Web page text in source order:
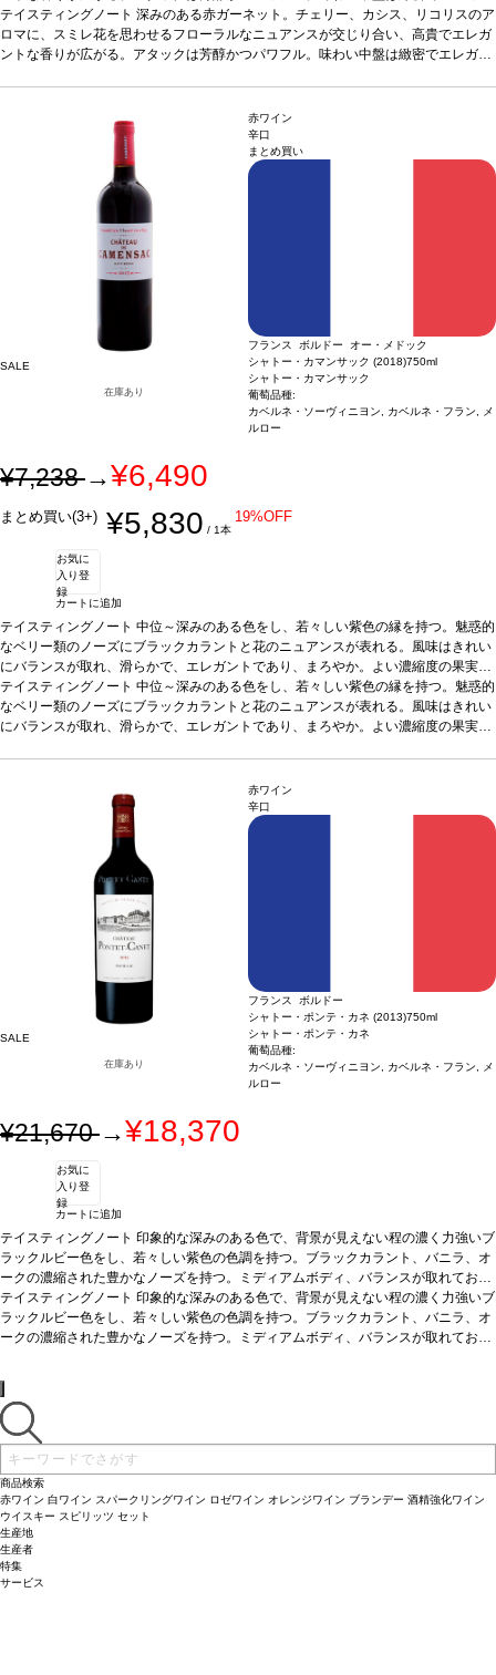
トなタンニンの、ストラクチャーが印象的。ペッパーとスギを思わせる洗練された
アロマがほのかに香り、全体の風味をさらに鮮やかに引き立てている。葡萄品種5
9% カベルネ・ソーヴィニヨン、28% メルロー、10% カベルネ・フラン、1.5% プ
テイスティングノート 深みのある赤ガーネット。チェリー、カシス、リコリスのア
ロマに、スミレ花を思わせるフローラルなニュアンスが交じり合い、高貴でエレガ
ントな香りが広がる。アタックは芳醇かつパワフル。味わい中盤は緻密でエレガン
9% カベルネ・ソーヴィニヨン、28% メルロー、10% カベルネ・フラン、1.5% プ
ティ・ヴェルド、1.5% カルメネール
SALE
在庫あり
赤ワイン
辛口
まとめ買い
フランス ボルドー オー・メドック
シャトー・カマンサック (2018)750ml
シャトー・カマンサック
葡萄品種:
カベルネ・ソーヴィニヨン, カベルネ・フラン, メ
ルロー
¥7,238→¥6,490
まとめ買い(3+) ¥5,830 / 1本
19%OFF
お気に
入り登
録
カートに追加
テイスティングノート 中位～深みのある色をし、若々しい紫色の縁を持つ。魅惑的
なベリー類のノーズにブラックカラントと花のニュアンスが表れる。風味はきれい
にバランスが取れ、滑らかで、エレガントであり、まろやか。よい濃縮度の果実味
は、タバコの葉や潅木の際立った含みを示し、がっしりとしたタンニンを持つ。心
地良い余韻の長い後味。 92pts. JKW04/17 ※JKWのアンプリムールレポートからの
抜粋です。合う料理基本的な肉とポテト料理：フィレミニヨン、ラムフィレ、ソ
テイスティングノート 中位～深みのある色をし、若々しい紫色の縁を持つ。魅惑的
なベリー類のノーズにブラックカラントと花のニュアンスが表れる。風味はきれい
にバランスが取れ、滑らかで、エレガントであり、まろやか。よい濃縮度の果実味
基本的な肉とポテト料理：フィレミニヨン、ラムフィレ、ソ
テーかグリルされたステーキ、チーズなどと好相性
ルネ・ソーヴィニヨン 50%
SALE
在庫あり
赤ワイン
辛口
フランス ボルドー
シャトー・ポンテ・カネ (2013)750ml
シャトー・ポンテ・カネ
葡萄品種:
カベルネ・ソーヴィニヨン, カベルネ・フラン, メ
ルロー
¥21,670→¥18,370
お気に
入り登
録
カートに追加
テイスティングノート 印象的な深みのある色で、背景が見えない程の濃く力強いブ
ラックルビー色をし、若々しい紫色の色調を持つ。ブラックカラント、バニラ、オ
ークの濃縮された豊かなノーズを持つ。ミディアムボディ、バランスが取れてお
り、果実味のしっかりとした核を持ち、オークの含みに包まれており、長く柔らか
な後味で余韻に残る。きれいに造られている。96ポイント。 JKW04/13 ※J. K. ウ
ィラハンによるアン・プリムール・テイスティングノートからの抜粋です。
テイスティングノート 印象的な深みのある色で、背景が見えない程の濃く力強いブ
ラックルビー色をし、若々しい紫色の色調を持つ。ブラックカラント、バニラ、オ
ークの濃縮された豊かなノーズを持つ。ミディアムボディ、バランスが取れてお
な後味で余韻に残る。きれいに造られている。96ポイント。 JKW04/13 ※J. K. ウ
ィラハンによるアン・プリムール・テイスティングノートからの抜粋です。
商品検索
赤ワイン 白ワイン スパークリングワイン ロゼワイン オレンジワイン ブランデー 酒精強化ワイン
ウイスキー スピリッツ セット
生産地
生産者
特集
サービス